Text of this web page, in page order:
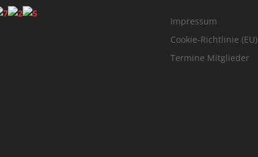
Impressum
Cookie-Richtlinie (EU)
Termine Mitglieder